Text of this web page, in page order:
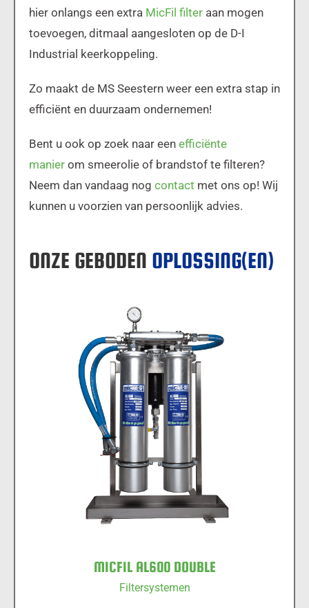
hier onlangs een extra MicFil filter aan mogen
toevoegen, ditmaal aangesloten op de D-I
Industrial keerkoppeling.
Zo maakt de MS Seestern weer een extra stap in
efficiënt en duurzaam ondernemen!
Bent u ook op zoek naar een efficiënte
manier om smeerolie of brandstof te filteren?
Neem dan vandaag nog contact met ons op! Wij
kunnen u voorzien van persoonlijk advies.
ONZE GEBODEN OPLOSSING(EN)
MICFIL AL600 DOUBLE
MICFIL AL600 DOUBLE
Filtersystemen